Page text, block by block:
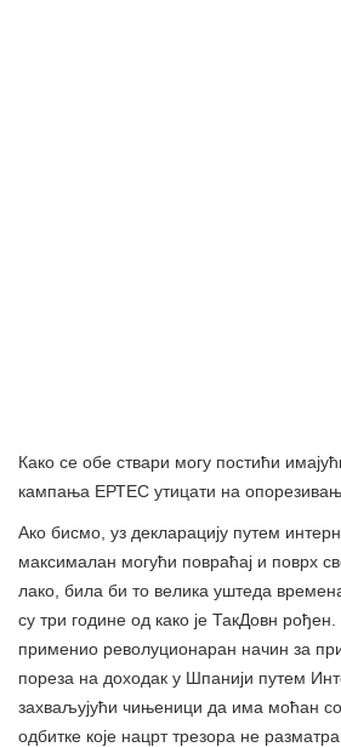
Како се обе ствари могу постићи
кампања ЕРТЕС утицати на
Ако бисмо, уз декларацију путем
максималан могући повраћај и поврх
лако, била би то велика уштеда
су три године од како је ТакДовн рођен.
применио револуционаран начин за
пореза на доходак у Шпанији путем
захваљујући чињеници да има моћан
одбитке које нацрт трезора не разматра.